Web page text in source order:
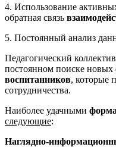
4. Использование
обратная связь
5. Постоянный анализ
Педагогический
постоянном поиске новых
воспитанников, которые
сотрудничества.
Наиболее удачными
следующие:
Наглядно-